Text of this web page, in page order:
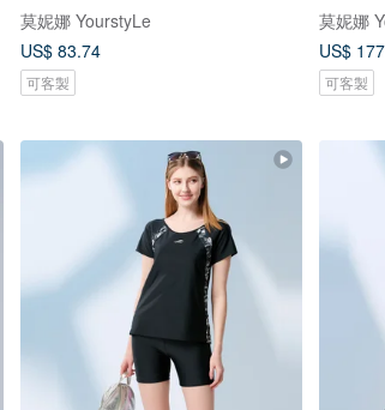
莫妮娜 YourstyLe
US$ 83.74
可客製
莫妮娜
US$
可客製